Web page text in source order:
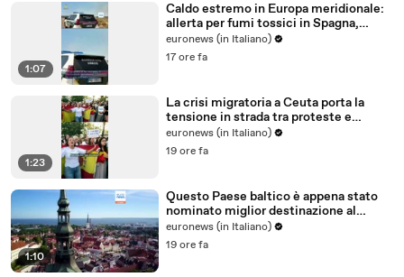
1:07
Caldo estremo in Europa meridionale:
allerta per fumi tossici in Spagna,
Francia ferma reattori
euronews (in Italiano)
17 ore fa
1:23
La crisi migratoria a Ceuta porta la
tensione in strada tra proteste e
critiche al governo
euronews (in Italiano)
19 ore fa
1:10
Questo Paese baltico è appena stato
nominato miglior destinazione al
mondo per trasferirsi nel 2026
euronews (in Italiano)
19 ore fa